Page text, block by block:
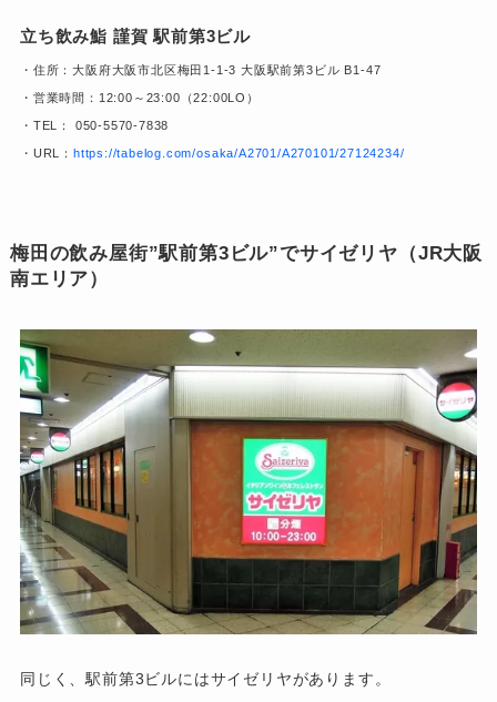
立ち飲み鮨 謹賀 駅前第3ビル
・住所：大阪府大阪市北区梅田1-1-3 大阪駅前第3ビル B1-47
・営業時間：12:00～23:00（22:00LO）
・TEL： 050-5570-7838
・URL： https://tabelog.com/osaka/A2701/A270101/27124234/
梅田の飲み屋街”駅前第3ビル”でサイゼリヤ（JR大阪
南エリア）
同じく、駅前第3ビルにはサイゼリヤがあります。